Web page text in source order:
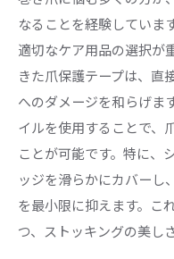
なることを経験していま
適切なケア用品の選択が
きた爪保護テープは、直
へのダメージを和らげま
イルを使用することで、
ことが可能です。特に、
ッジを滑らかにカバーし
を最小限に抑えます。こ
つ、ストッキングの美し